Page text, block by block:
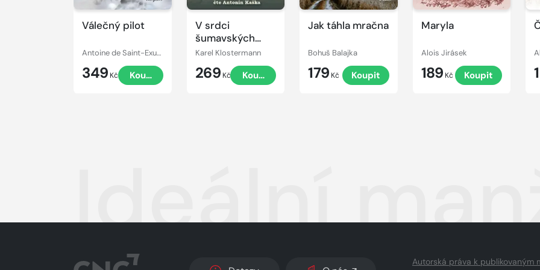
Válečný pilot
Antoine de Saint-Exupéry
349 Kč Koupit
V srdci
šumavských
hvozdů
Karel Klostermann
269 Kč Koupit
Jak táhla mračna
Bohuš Balajka
179 Kč Koupit
Maryla
Alois Jirásek
189 Kč Koupit
Ideální
Autorská práva k publikovaným